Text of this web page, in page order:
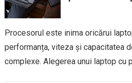
Procesorul este inima oricărui
performanța, viteza și capacitatea
complexe. Alegerea unui laptop cu